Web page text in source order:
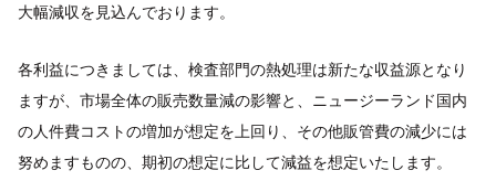
大幅減収を見込んでおります。
各利益につきましては、検査部門の熱処理は新たな収益源となり
ますが、市場全体の販売数量減の影響と、ニュージーランド国内
の人件費コストの増加が想定を上回り、その他販管費の減少には
努めますものの、期初の想定に比して減益を想定いたします。